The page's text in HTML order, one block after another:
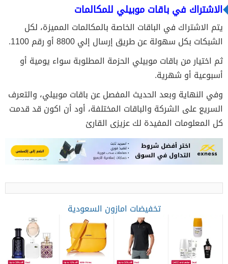
الاشتراك في باقات موبيلي للمكالمات
يتم الاشتراك في الباقات الخاصة بالمكالمات المميزة، لكل
الشبكات بكل سهولة عن طريق إرسال إلي 8800 أو رقم 1100.
ثم اختيار من باقات موبيلي الحزمة المطلوبة سواء يومية أو
أسبوعية أو شهرية.
وفي النهاية وبعد الحديث المفصل عن باقات موبيلي، والتعرف
السريع على الشركة والباقات المختلفة، أود أن اكون قد قدمت
كل المعلومات المفيدة لك عزيزى القارئ
تخفيضات امازون السعودية